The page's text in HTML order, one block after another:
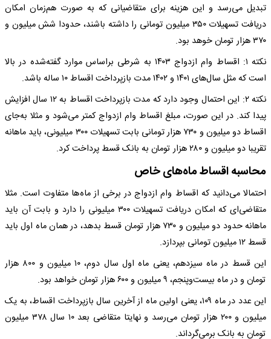
تبدیل می‌رسد و این هزینه برای متقاضیانی که به صورت هم‌زمان امکان
دریافت تسهیلات ۳۵۰ میلیون تومانی را داشته باشند، حدودا شش میلیون و
۳۷۰ هزار تومان خوهد بود.
نکته ۱: اقساط وام ازدواج ۱۴۰۳ به شرطی براساس موارد گفته‌شده در بالا
است که مثل سال‌های ۱۴۰۱ و ۱۴۰۲ مدت بازپرداخت اقساط ۱۰ ساله باشد.
نکته ۲: این احتمال وجود دارد که مدت بازپرداخت اقساط به ۱۲ سال افزایش
پیدا کند. در این صورت، مبلغ اقساط وام ازدواج کمتر می‌شود و مثلا به‌جای
اقساط دو میلیون و ۷۳۰ هزار تومانی بابت تسهیلات ۳۰۰ میلیونی، باید ماهانه
تقریبا دو میلیون و ۲۸۰ هزار تومان به بانک قسط پرداخت کرد.
محاسبه اقساط ماه‌های خاص
احتمالا می‌دانید که اقساط وام ازدواج در برخی از ماه‌ها متفاوت است. مثلا
متقاضی‌ای که امکان دریافت تسهیلات ۳۰۰ میلیونی را دارد و بابت آن باید
ماهانه حدود دو میلیون و ۷۳۰ هزار تومان قسط بدهد، در همان ماه اول باید
قسط ۱۲ میلیون تومانی بپردازد.
این قسط در ماه سیزدهم، یعنی ماه اول سال دوم، ۱۰ میلیون و ۸۰۰ هزار
تومان و در ماه بیست‌وپنجم، ۹ میلیون و ۶۰۰ هزار تومان خواهد بود.
این عدد در ماه ۱۰۹، یعنی اولین ماه از آخرین سال بازپرداخت اقساط، به یک
میلیون و ۲۰۰ هزار تومان می‌رسد و نهایتا متقاضی بعد ۱۰ سال ۳۷۸ میلیون
تومان به بانک برمی‌گرداند.